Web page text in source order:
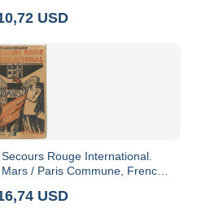
USD
Rouge International.
/ Paris Commune, French
USD